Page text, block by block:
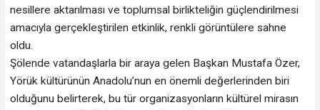
nesillere aktarılması ve toplumsal birlikteliğin güçlendirilmesi
amacıyla gerçekleştirilen etkinlik, renkli görüntülere sahne
oldu.
Şölende vatandaşlarla bir araya gelen Başkan Mustafa Özer,
Yörük kültürünün Anadolu’nun en önemli değerlerinden biri
olduğunu belirterek, bu tür organizasyonların kültürel mirasın